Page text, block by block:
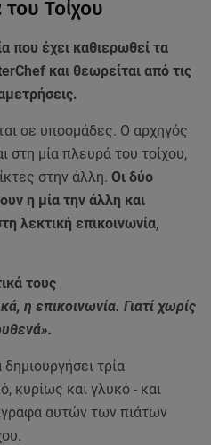
του Τοίχου
που έχει καθιερωθεί τα
και θεωρείται από τις
σε υποομάδες. Ο αρχηγός
στη μία πλευρά του τοίχου,
στην άλλη. Οι δύο
η μία την άλλη και
λεκτική επικοινωνία,
τους
η επικοινωνία. Γιατί χωρίς
τρία
κυρίως και γλυκό - και
αυτών των πιάτων